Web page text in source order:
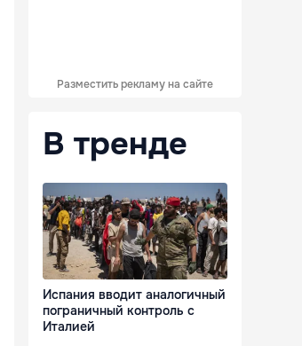
Разместить рекламу на сайте
В тренде
Испания вводит аналогичный
пограничный контроль с
Италией